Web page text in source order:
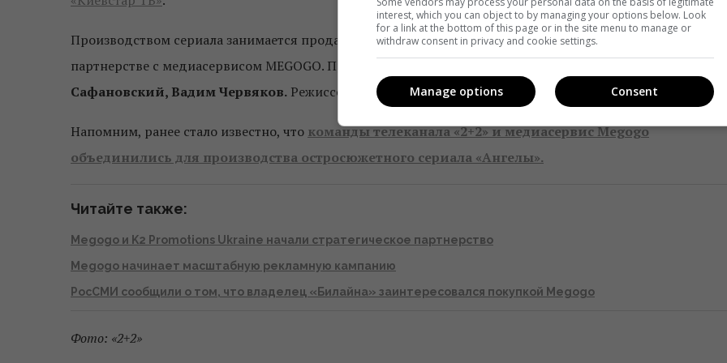
Производством сериала занимается продакшен студияSFERA FILMпо заказу телеканала 2+2 в
партнерстве с медиасервисом MEGOGO. Продюсеры:
Сафановский, Вадим Червяков. Режиссер: Олег Масленников. Главный автор: Марк Лимаренко.
Напомним, ранее стало известно, что команды телеканала «2+2» и медиасервис Megogo
объединились для производства остросюжетного сериала «Ангелы».
Читайте также:
Megogo и K2 Promotions Ukraine начали стратегическое партнерство
Megogo начинает масштабную рекламную кампанию
РосСМИ сообщили о том, что владелец «Билайна» заинтересовался покупкой Megogo
Фото: «2+2»
interest, which you can object to by managing your options below. Look
for a link at the bottom of this page or in the site menu to manage or
withdraw consent in privacy and cookie settings.
Consent
Manage options